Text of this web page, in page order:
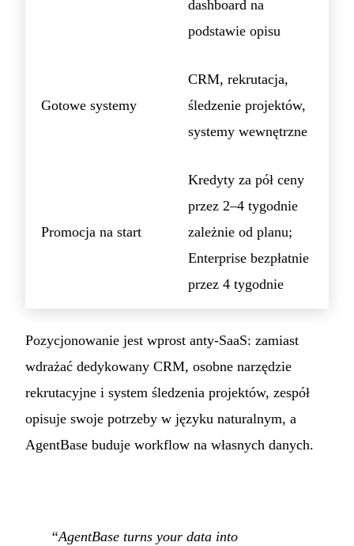
dashboard na
podstawie opisu
Gotowe systemy
CRM, rekrutacja,
śledzenie projektów,
systemy wewnętrzne
Promocja na start
Kredyty za pół ceny
przez 2–4 tygodnie
zależnie od planu;
Enterprise bezpłatnie
przez 4 tygodnie
Pozycjonowanie jest wprost anty-SaaS: zamiast
wdrażać dedykowany CRM, osobne narzędzie
rekrutacyjne i system śledzenia projektów, zespół
opisuje swoje potrzeby w języku naturalnym, a
AgentBase buduje workflow na własnych danych.
“AgentBase turns your data into